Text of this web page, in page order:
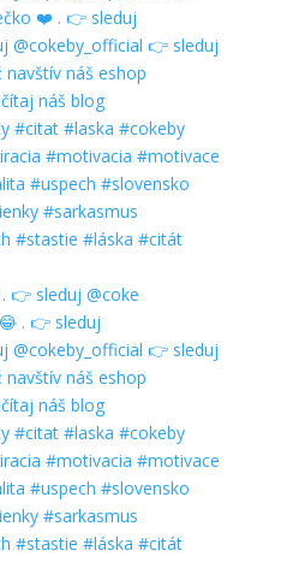
👉 sleduj @coke